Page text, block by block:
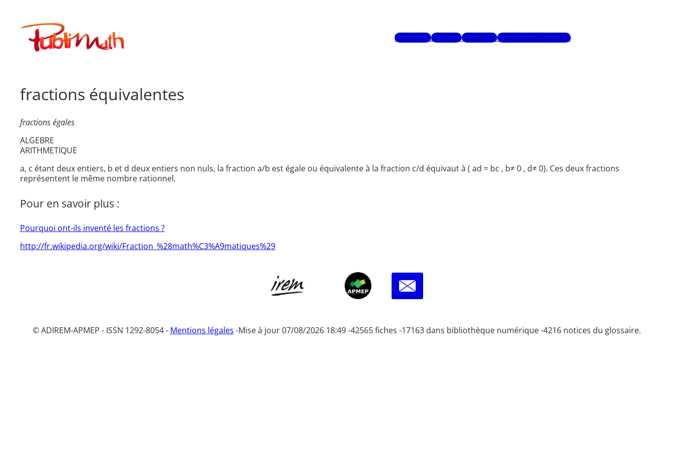
contenuPublimath
Mots-clésAuteursGlossaireRecherche avancée
fractions équivalentes
fractions égales
ALGEBRE
ARITHMETIQUE
a, c étant deux entiers, b et d deux entiers non nuls, la fraction a/b est égale ou équivalente à la fraction c/d équivaut à ( ad = bc , b≠ 0 , d≠ 0). Ces deux fractions
représentent le même nombre rationnel.
Pour en savoir plus :
Pourquoi ont-ils inventé les fractions ?
http://fr.wikipedia.org/wiki/Fraction_%28math%C3%A9matiques%29
© ADIREM-APMEP - ISSN 1292-8054 - Mentions légales -Mise à jour 07/08/2026 18:49 -42565 fiches -17163 dans bibliothèque numérique -4216 notices du glossaire.